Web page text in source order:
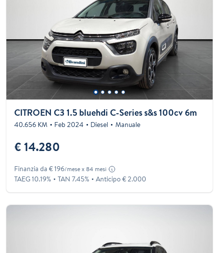
CITROEN C3 1.5 bluehdi C-Series s&s 100cv 6m
40.656 KM Feb 2024 Diesel Manuale
€ 14.280
Finanzia da € 196/mese x 84 mesi
TAEG 10.19% TAN 7.45% Anticipo € 2.000